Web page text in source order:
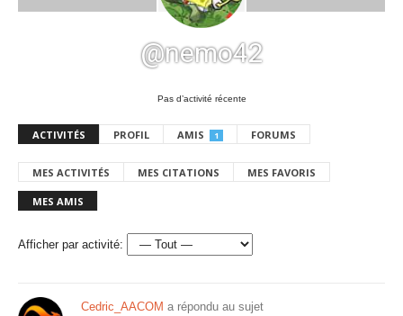
@nemo42
Pas d’activité récente
ACTIVITÉS PROFIL AMIS 1 FORUMS
MES ACTIVITÉS MES CITATIONS MES FAVORIS
MES AMIS
Afficher par activité:
Cedric_AACOM a répondu au sujet